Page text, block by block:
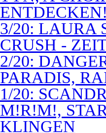
ENTDECKEN!
3/20: LAURA
CRUSH -
2/20:
PARADIS,
1/20:
M!R!M!,
KLINGEN